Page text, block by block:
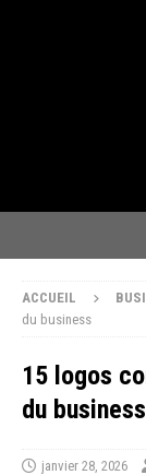
ACCUEIL
du business
15 logos
du business
janvier 28, 2026